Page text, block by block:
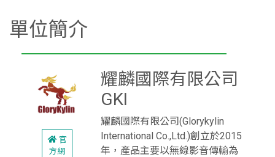
單位簡介
官
方網
耀麟國際有限公司
GKI
耀麟國際有限公司(Glorykylin
International Co.,Ltd.)創立於2015
年，產品主要以無線影音傳輸為